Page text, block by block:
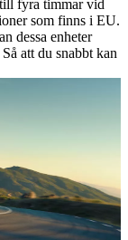
fyra timmar vid
som finns i EU.
dessa enheter
att du snabbt kan